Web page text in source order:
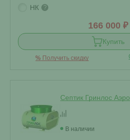
НК ?
166 000 ₽
Купить
% Получить скидку
Септик Гринлос
В наличии